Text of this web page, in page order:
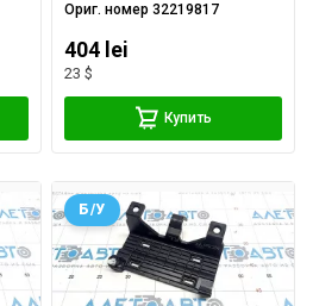
Ориг. номер32219817
404 lei
23 $
Купить
Б/У